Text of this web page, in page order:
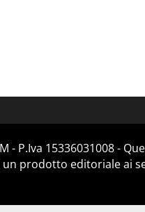
- P.Iva 15336031008 -
prodotto editoriale ai